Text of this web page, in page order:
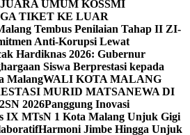
UMUM KOSSMI
TIKET KE LUAR
Tembus Penilaian Tahap II ZI-
Anti-Korupsi Lewat
Hardiknas 2026: Gubernur
Siswa Berprestasi kepada
MalangWALI KOTA MALANG
MURID MATSANEWA DI
2026Panggung Inovasi
IX MTsN 1 Kota Malang Unjuk Gigi
Harmoni Jimbe Hingga Unjuk